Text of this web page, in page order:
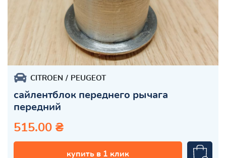
CITROEN PEUGEOT
сайлентблок переднего рычага
передний
515.00 ₴
купить в 1 клик